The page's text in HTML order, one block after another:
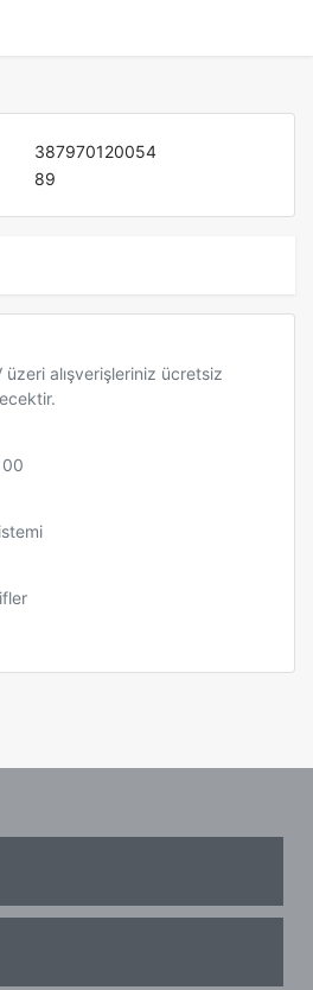
387970120054
89
alışverişleriniz ücretsiz